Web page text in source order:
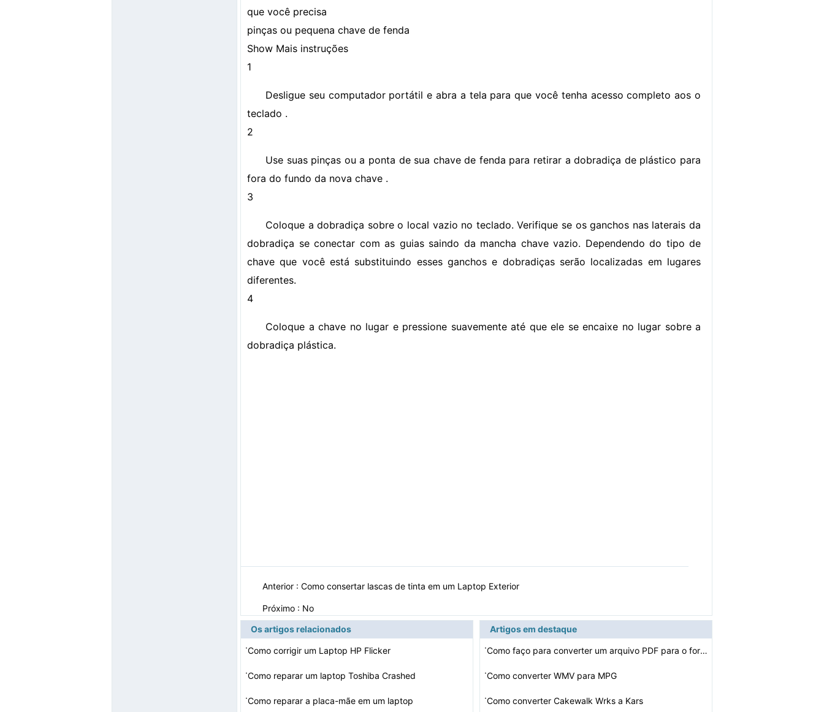
que você precisa
pinças ou pequena chave de fenda
Show Mais instruções
1
Desligue seu computador portátil e abra a tela para que você tenha acesso completo aos o
teclado .
2
Use suas pinças ou a ponta de sua chave de fenda para retirar a dobradiça de plástico para
fora do fundo da nova chave .
3
Coloque a dobradiça sobre o local vazio no teclado. Verifique se os ganchos nas laterais da
dobradiça se conectar com as guias saindo da mancha chave vazio. Dependendo do tipo de
chave que você está substituindo esses ganchos e dobradiças serão localizadas em lugares
diferentes.
4
Coloque a chave no lugar e pressione suavemente até que ele se encaixe no lugar sobre a
dobradiça plástica.
Anterior : Como consertar lascas de tinta em um Laptop Exterior
Próximo : No
Os artigos relacionados
·Como corrigir um Laptop HP Flicker
·Como reparar um laptop Toshiba Crashed
·Como reparar a placa-mãe em um laptop
Artigos em destaque
·
Como faço para converter um arquivo PDF para o formato…
·Como converter WMV para MPG
·Como converter Cakewalk Wrks a Kars